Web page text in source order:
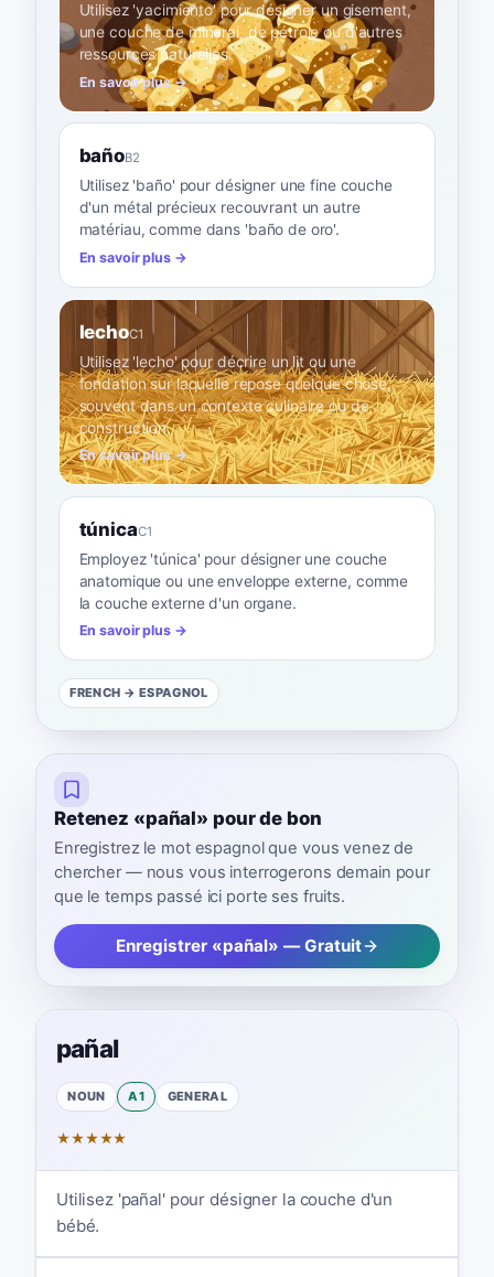
Utilisez 'yacimiento' pour désigner un gisement,
une couche de minerai, de pétrole ou d'autres
ressources naturelles.
En savoir plus →
bañoB2
Utilisez 'baño' pour désigner une fine couche
d'un métal précieux recouvrant un autre
matériau, comme dans 'baño de oro'.
En savoir plus →
lechoC1
Utilisez 'lecho' pour décrire un lit ou une
fondation sur laquelle repose quelque chose,
souvent dans un contexte culinaire ou de
construction.
En savoir plus →
túnicaC1
Employez 'túnica' pour désigner une couche
anatomique ou une enveloppe externe, comme
la couche externe d'un organe.
En savoir plus →
FRENCH → ESPAGNOL
Retenez «pañal» pour de bon
Enregistrez le mot espagnol que vous venez de
chercher — nous vous interrogerons demain pour
que le temps passé ici porte ses fruits.
Enregistrer «pañal» — Gratuit
pañal
NOUN A1 GENERAL
★★★★★
Utilisez 'pañal' pour désigner la couche d'un
bébé.